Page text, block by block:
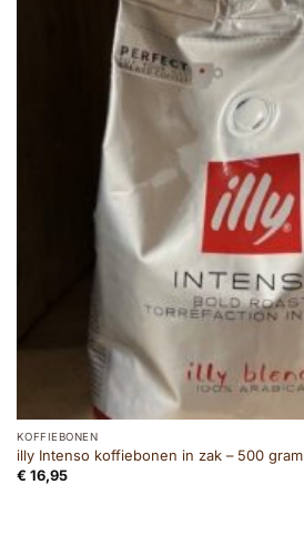
KOFFIEBONEN
illy Intenso koffiebonen in zak – 500 gram
€ 16,95